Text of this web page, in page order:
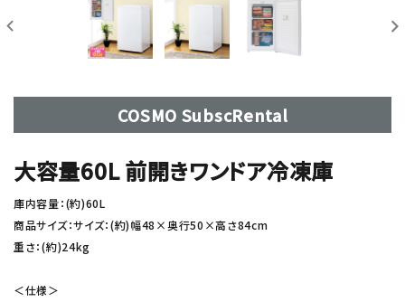
COSMO SubscRental
大容量60L 前開きワンドア冷凍庫
庫内容量：(約)60L
商品サイズ：サイズ：(約)幅48×奥行50×高さ84cm
重さ：(約)24kg
＜仕様＞